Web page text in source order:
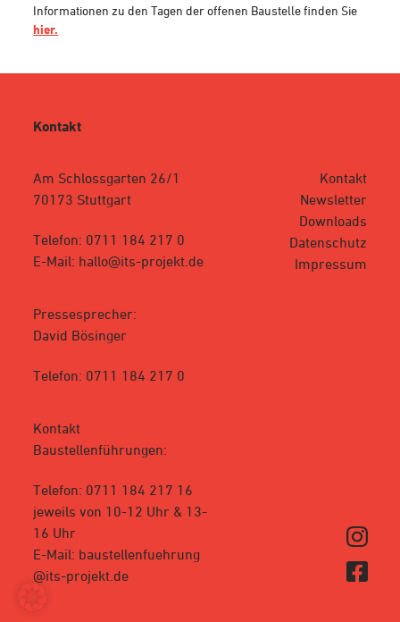
Informationen zu den Tagen der offenen Baustelle finden Sie
hier.
Kontakt
Am Schlossgarten 26/1
70173 Stuttgart
Telefon: 0711 184 217 0
E-Mail: hallo@its-projekt.de
Pressesprecher:
David Bösinger
Telefon: 0711 184 217 0
Kontakt
Baustellenführungen:
Telefon: 0711 184 217 16
jeweils von 10-12 Uhr & 13-
16 Uhr
E-Mail: baustellenfuehrung
@its-projekt.de
Kontakt
Newsletter
Downloads
Datenschutz
Impressum